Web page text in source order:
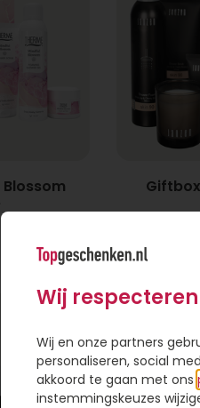
Giftbox
Wij
Wij en onze partners
personaliseren, social
akkoord te gaan met ons
instemmingskeuzes